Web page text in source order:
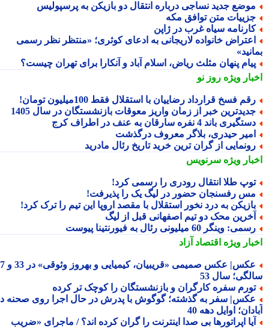
جدید نساجی درباره انتقال دو بازیکن به پرسپولیس
متن توافق مکه
سیاه غرب در ژاپن
خانواده لاریجانی به ادعای کوثری؛ «منتظر نظر رسمی
پنهان مثلث ریاض، اسلام آباد و آنکارا برای تهران چیست؟
ویژهروز نو
فسخ قرارداد رضاییان با استقلال فقط 100میلیون تومان!
خبر از زمان واریز معوقات بازنشستگان در سال 1405
باند 4 نفره سارقان به عنف در اطراف کرج
حیدری، بلاگر معروف درگذشت
از گران ترین خرید تاریخ رئال مادرید
ویژهسرنویس
طلا انتقال رودری را رسمی کرد!
رفسنجان حضور در لیگ یک را پذیرفت!
به درد نخور استقلال با مقصد اروپا این تیم را ترک کرد!
محک دو تیم اصفهانی قبل از لیگ
وینگر 60 میلیونی رئال به فیورنتینا پیوست
ویژهاقتصاد آزاد
عکس| عکس صمیمی «قریبیان، کیمیایی و بهروز وثوقی» در 33 و 37
سال 53
سفره کارگران و بازنشستگان را کوچک تر کرده
سفر به گذشته؛ گوگوش با پدرش در حال اجرا روی صحنه در
اوایل دهه 40
اپراتورها بی صدا اینترنت را گران کرده اند؟ / ماجرای «ضریب